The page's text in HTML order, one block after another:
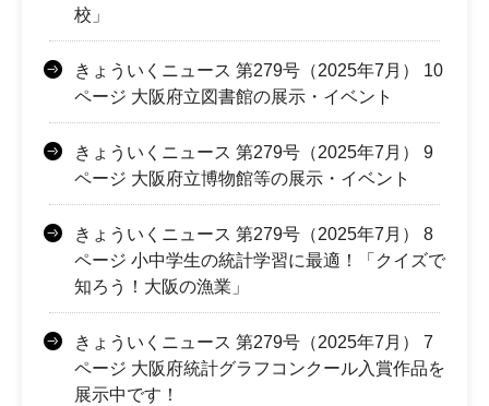
校」
きょういくニュース 第279号（2025年7月） 10
ページ 大阪府立図書館の展示・イベント
きょういくニュース 第279号（2025年7月） 9
ページ 大阪府立博物館等の展示・イベント
きょういくニュース 第279号（2025年7月） 8
ページ 小中学生の統計学習に最適！「クイズで
知ろう！大阪の漁業」
きょういくニュース 第279号（2025年7月） 7
ページ 大阪府統計グラフコンクール入賞作品を
展示中です！